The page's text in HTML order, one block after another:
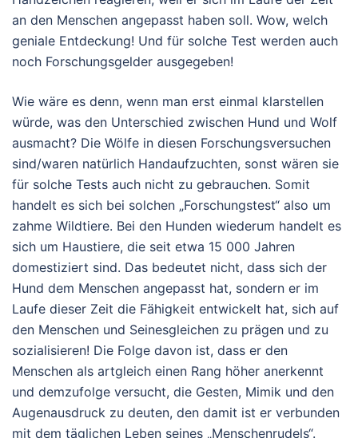
an den Menschen angepasst haben soll. Wow, welch
geniale Entdeckung! Und für solche Test werden auch
noch Forschungsgelder ausgegeben!
Wie wäre es denn, wenn man erst einmal klarstellen
würde, was den Unterschied zwischen Hund und Wolf
ausmacht? Die Wölfe in diesen Forschungsversuchen
sind/waren natürlich Handaufzuchten, sonst wären sie
für solche Tests auch nicht zu gebrauchen. Somit
handelt es sich bei solchen „Forschungstest“ also um
zahme Wildtiere. Bei den Hunden wiederum handelt es
sich um Haustiere, die seit etwa 15 000 Jahren
domestiziert sind. Das bedeutet nicht, dass sich der
Hund dem Menschen angepasst hat, sondern er im
Laufe dieser Zeit die Fähigkeit entwickelt hat, sich auf
den Menschen und Seinesgleichen zu prägen und zu
sozialisieren! Die Folge davon ist, dass er den
Menschen als artgleich einen Rang höher anerkennt
und demzufolge versucht, die Gesten, Mimik und den
Augenausdruck zu deuten, den damit ist er verbunden
mit dem täglichen Leben seines „Menschenrudels“.